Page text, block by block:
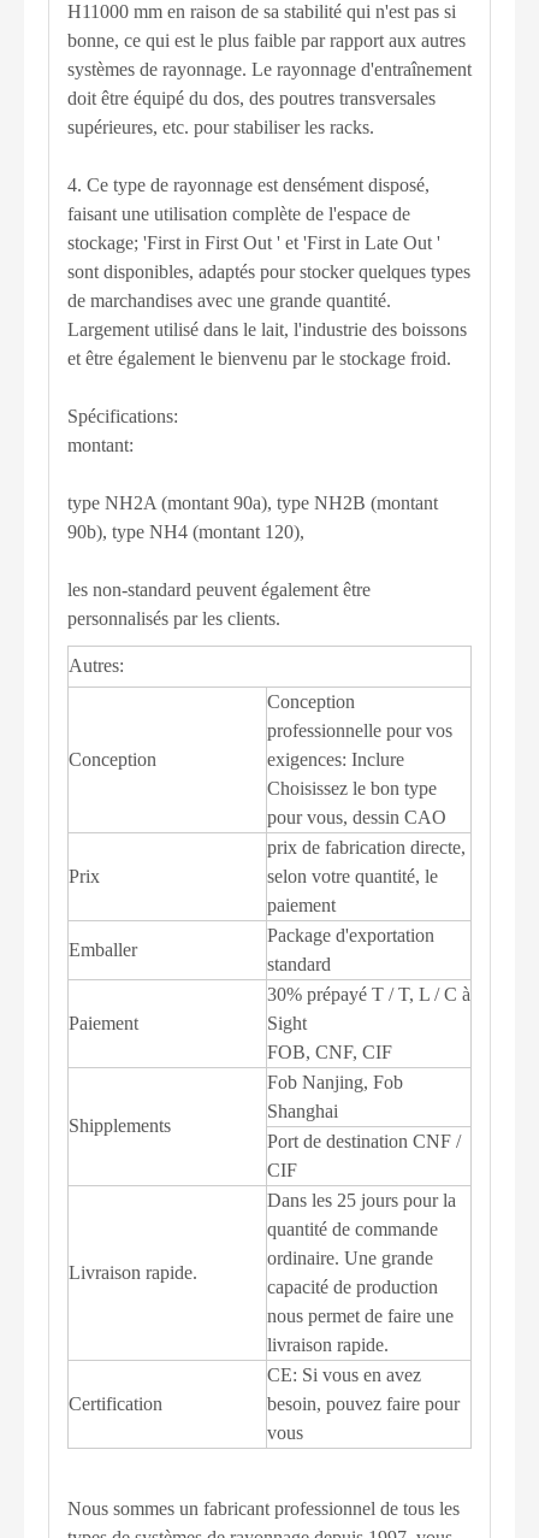
H11000 mm en raison de sa stabilité qui n'est pas si
bonne, ce qui est le plus faible par rapport aux autres
systèmes de rayonnage. Le rayonnage d'entraînement
doit être équipé du dos, des poutres transversales
supérieures, etc. pour stabiliser les racks.
4. Ce type de rayonnage est densément disposé,
faisant une utilisation complète de l'espace de
stockage; 'First in First Out ' et 'First in Late Out '
sont disponibles, adaptés pour stocker quelques types
de marchandises avec une grande quantité.
Largement utilisé dans le lait, l'industrie des boissons
et être également le bienvenu par le stockage froid.
Spécifications:
montant:
type NH2A (montant 90a), type NH2B (montant
90b), type NH4 (montant 120),
les non-standard peuvent également être
personnalisés par les clients.
Autres:
Conception
Conception
professionnelle pour vos
exigences: Inclure
Choisissez le bon type
pour vous, dessin CAO
Prix
prix de fabrication directe,
selon votre quantité, le
paiement
Emballer
Package d'exportation
standard
Paiement
30% prépayé T / T, L / C à
Sight
FOB, CNF, CIF
Shipplements
Fob Nanjing, Fob
Shanghai
Port de destination CNF /
CIF
Livraison rapide.
Dans les 25 jours pour la
quantité de commande
ordinaire. Une grande
capacité de production
nous permet de faire une
livraison rapide.
Certification
CE: Si vous en avez
besoin, pouvez faire pour
vous
Nous sommes un fabricant professionnel de tous les